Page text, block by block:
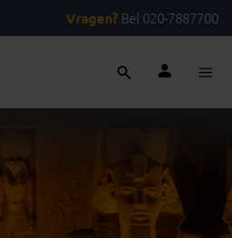
Vragen? Bel 020-7887700